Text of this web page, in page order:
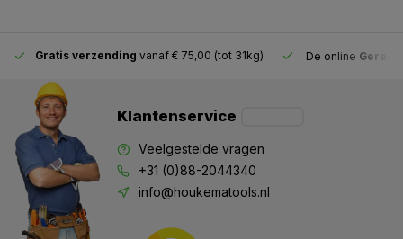
Gratis verzending vanaf € 75,00 (tot 31kg) De online
Klantenservice
Veelgestelde vragen
+31 (0)88-2044340
info@houkematools.nl